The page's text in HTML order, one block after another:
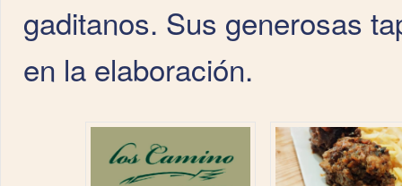
gaditanos. Sus generosas
en la elaboración.